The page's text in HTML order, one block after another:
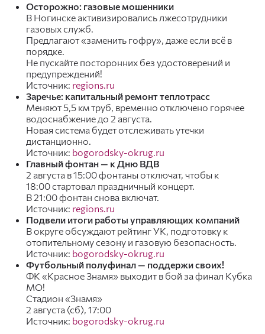
Осторожно: газовые мошенники
В Ногинске активизировались лжесотрудники
газовых служб.
Предлагают «заменить гофру», даже если всё в
порядке.
Не пускайте посторонних без удостоверений и
предупреждений!
Источник: regions.ru
Заречье: капитальный ремонт теплотрасс
Меняют 5,5 км труб, временно отключено горячее
водоснабжение до 2 августа.
Новая система будет отслеживать утечки
дистанционно.
Источник: bogorodsky-okrug.ru
Главный фонтан — к Дню ВДВ
2 августа в 15:00 фонтаны отключат, чтобы к
18:00 стартовал праздничный концерт.
В 21:00 фонтан снова включат.
Источник: regions.ru
Подвели итоги работы управляющих компаний
В округе обсуждают рейтинг УК, подготовку к
отопительному сезону и газовую безопасность.
Источник: bogorodsky-okrug.ru
Футбольный полуфинал — поддержи своих!
ФК «Красное Знамя» выходит в бой за финал Кубка
МО!
Стадион «Знамя»
2 августа (сб), 17:00
Источник: bogorodsky-okrug.ru